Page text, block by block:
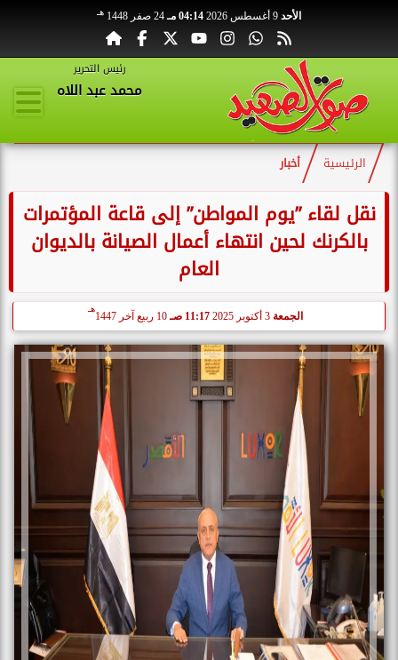
الأحد 04:14 مـ 24 صفر 1448 هـ
رئيس التحرير
محمد عبد اللاه
الرئيسية أخبار
نقل لقاء ”يوم المواطن” إلى قاعة المؤتمرات
بالكرنك لحين انتهاء أعمال الصيانة بالديوان
العام
الجمعة 11:17 صـ 10 ربيع آخر 1447
هـ